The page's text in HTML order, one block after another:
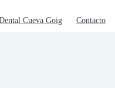
Cueva Goig Contacto